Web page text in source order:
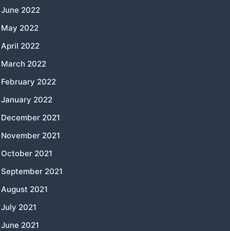
June 2022
May 2022
April 2022
March 2022
February 2022
January 2022
December 2021
November 2021
October 2021
September 2021
August 2021
July 2021
June 2021